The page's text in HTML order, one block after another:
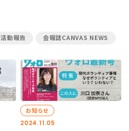
活動報告 会報誌CANVAS NEWS
2024.11.05
お知らせ